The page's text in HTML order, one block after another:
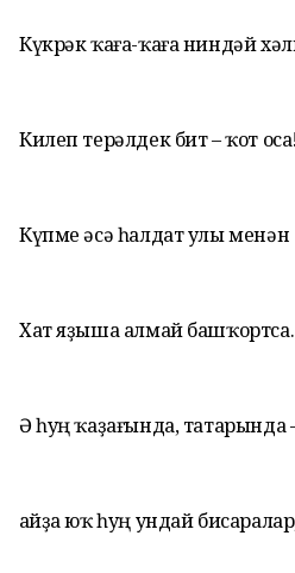
Күкрәк ҡаға-ҡаға ниндәй
Килеп терәлдек бит – ҡот оса!
Күпме әсә һалдат улы менән
Хат яҙыша алмай башҡортса.
Ә һуң ҡаҙағында, татарында
Ҡайҙа юҡ һуң ундай